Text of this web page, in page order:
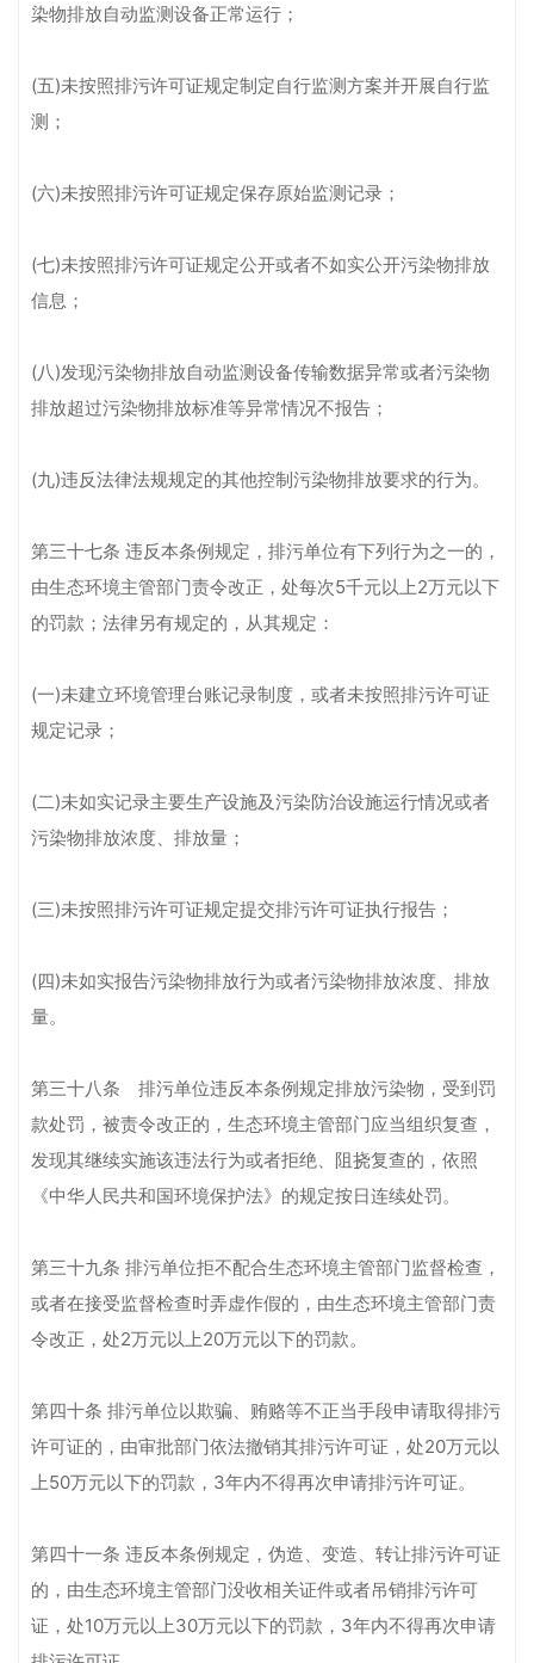
染物排放自动监测设备正常运行；
(五)未按照排污许可证规定制定自行监测方案并开展自行监
测；
(六)未按照排污许可证规定保存原始监测记录；
(七)未按照排污许可证规定公开或者不如实公开污染物排放
信息；
(八)发现污染物排放自动监测设备传输数据异常或者污染物
排放超过污染物排放标准等异常情况不报告；
(九)违反法律法规规定的其他控制污染物排放要求的行为。
第三十七条 违反本条例规定，排污单位有下列行为之一的，
由生态环境主管部门责令改正，处每次5千元以上2万元以下
的罚款；法律另有规定的，从其规定：
(一)未建立环境管理台账记录制度，或者未按照排污许可证
规定记录；
(二)未如实记录主要生产设施及污染防治设施运行情况或者
污染物排放浓度、排放量；
(三)未按照排污许可证规定提交排污许可证执行报告；
(四)未如实报告污染物排放行为或者污染物排放浓度、排放
量。
第三十八条 排污单位违反本条例规定排放污染物，受到罚
款处罚，被责令改正的，生态环境主管部门应当组织复查，
发现其继续实施该违法行为或者拒绝、阻挠复查的，依照
《中华人民共和国环境保护法》的规定按日连续处罚。
第三十九条 排污单位拒不配合生态环境主管部门监督检查，
或者在接受监督检查时弄虚作假的，由生态环境主管部门责
令改正，处2万元以上20万元以下的罚款。
第四十条 排污单位以欺骗、贿赂等不正当手段申请取得排污
许可证的，由审批部门依法撤销其排污许可证，处20万元以
上50万元以下的罚款，3年内不得再次申请排污许可证。
第四十一条 违反本条例规定，伪造、变造、转让排污许可证
的，由生态环境主管部门没收相关证件或者吊销排污许可
证，处10万元以上30万元以下的罚款，3年内不得再次申请